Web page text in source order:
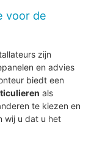
voor de
zijn
en advies
biedt een
als
te kiezen en
wij u dat u het